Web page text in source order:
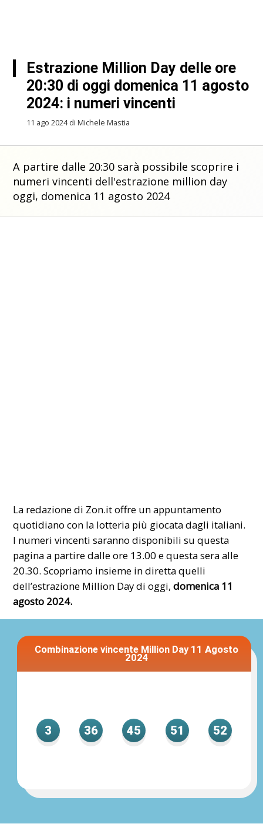
Estrazione Million Day delle ore
20:30 di oggi domenica 11 agosto
2024: i numeri vincenti
11 ago 2024 di Michele Mastia
A partire dalle 20:30 sarà possibile scoprire i
numeri vincenti dell'estrazione million day
oggi, domenica 11 agosto 2024
La redazione di Zon.itoffre un appuntamento
quotidiano con la lotteria più giocata dagli italiani.
I numerivincenti saranno disponibili su questa
pagina a partire dalle ore 13.00 e questa sera alle
20.30. Scopriamo insieme in diretta quelli
dell’estrazione Million Day di oggi, domenica 11
agosto 2024.
Combinazione vincente Million Day 11 Agosto
2024
3 36 45 51 52